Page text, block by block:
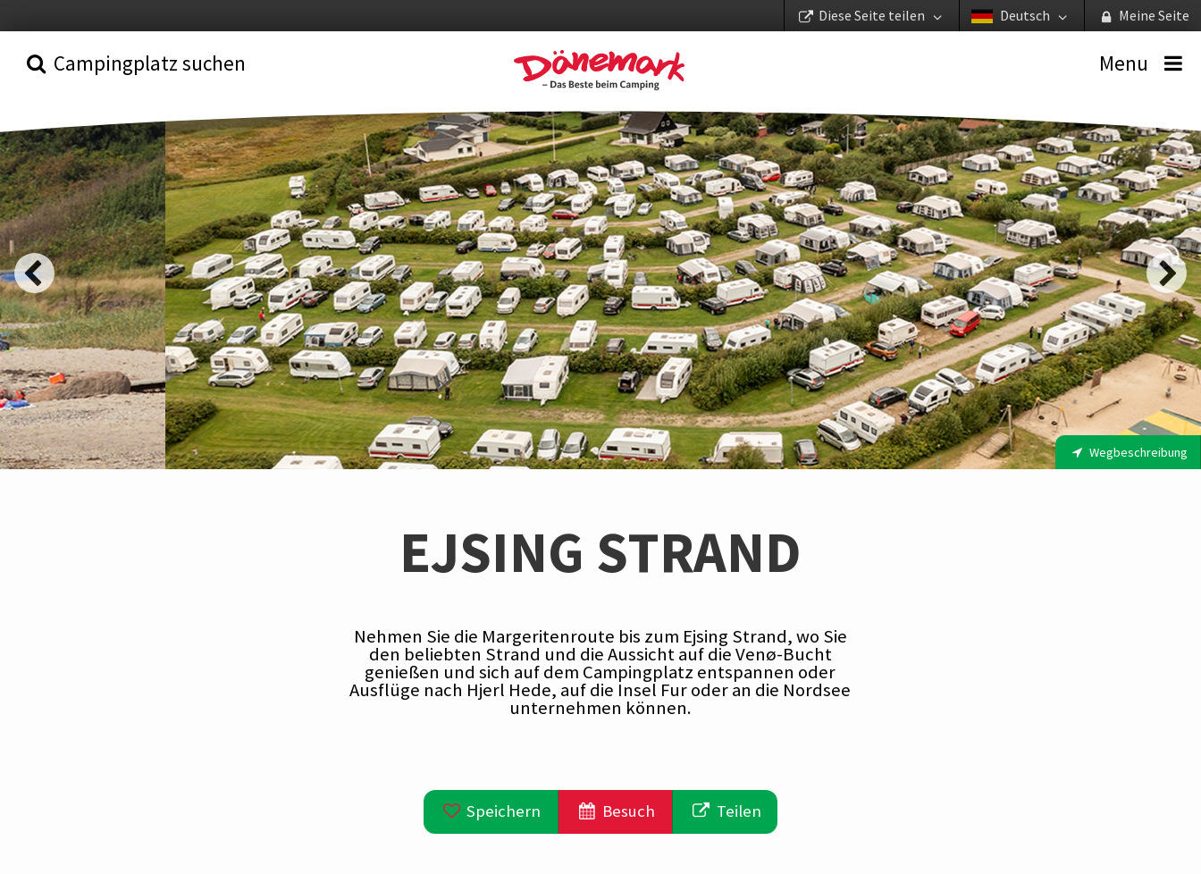
Meine Seite
Deutsch
Diese Seite teilen
Campingplatz suchen Menu
Wegbeschreibung
EJSING STRAND
Nehmen Sie die Margeritenroute bis zum Ejsing Strand, wo Sie
den beliebten Strand und die Aussicht auf die Venø-Bucht
genießen und sich auf dem Campingplatz entspannen oder
Ausflüge nach Hjerl Hede, auf die Insel Fur oder an die Nordsee
unternehmen können.
Speichern Besuch Teilen